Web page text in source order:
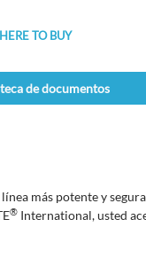
TO BUY
de documentos
más potente y
® International, usted